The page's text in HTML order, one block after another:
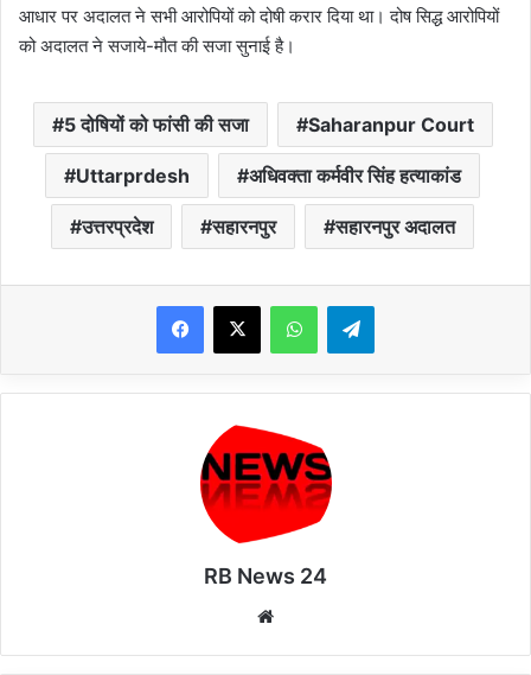
आधार पर अदालत ने सभी आरोपियों को दोषी करार दिया था। दोष सिद्ध आरोपियों
को अदालत ने सजाये-मौत की सजा सुनाई है।
5 दोषियों को फांसी की सजा Saharanpur Court
Uttarprdesh अधिवक्ता कर्मवीर सिंह हत्याकांड
उत्तरप्रदेश सहारनपुर सहारनपुर अदालत
WhatsAppTelegram
RB News 24